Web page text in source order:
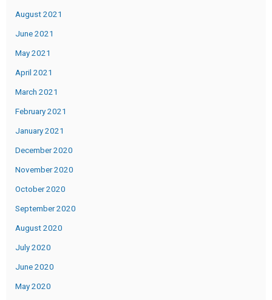
August 2021
June 2021
May 2021
April 2021
March 2021
February 2021
January 2021
December 2020
November 2020
October 2020
September 2020
August 2020
July 2020
June 2020
May 2020